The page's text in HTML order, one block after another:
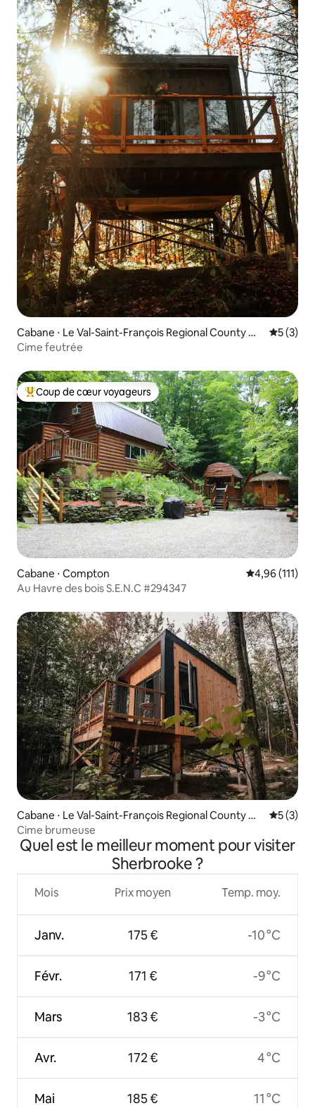
Cabane ⋅ Le Val-Saint-François Regional County Mu
nicipality
5 (3)
Cime feutrée
Coups de cœur voyageurs les plus appréciés
Coup de cœur voyageurs
Cabane ⋅ Compton Évaluation
4,96 (111)
Au Havre des bois S.E.N.C #294347
Cabane ⋅ Le Val-Saint-François Regional County Mu
nicipality
5 (3)
Cime brumeuse
Quel est le meilleur moment pour visiter
Sherbrooke ?
Mois
Janv.
Févr.
Mars
Avr.
Mai
Prix moyen
175 €
171 €
183 €
172 €
185 €
Temp. moy.
-10 °C
-9 °C
-3 °C
4 °C
11 °C